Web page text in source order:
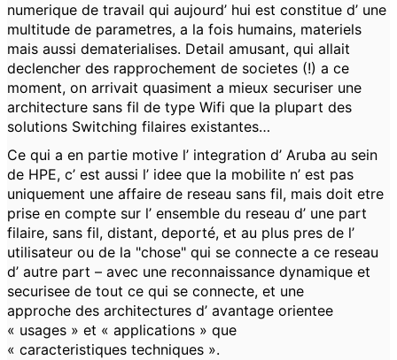
numerique de travail qui aujourd’ hui est constitue d’ une
multitude de parametres, a la fois humains, materiels
mais aussi dematerialises. Detail amusant, qui allait
declencher des rapprochement de societes (!) a ce
moment, on arrivait quasiment a mieux securiser une
architecture sans fil de type Wifi que la plupart des
solutions Switching filaires existantes…
Ce qui a en partie motive l’ integration d’ Aruba au sein
de HPE, c’ est aussi l’ idee que la mobilite n’ est pas
uniquement une affaire de reseau sans fil, mais doit etre
prise en compte sur l’ ensemble du reseau d’ une part
filaire, sans fil, distant, deporté, et au plus pres de l’
utilisateur ou de la "chose" qui se connecte a ce reseau
d’ autre part – avec une reconnaissance dynamique et
securisee de tout ce qui se connecte, et une
approche des architectures d’ avantage orientee
« usages » et « applications » que
« caracteristiques techniques ».